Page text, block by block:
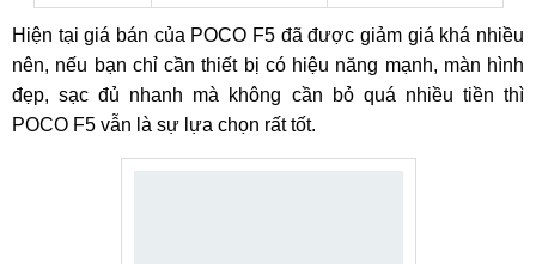
Hiện tại giá bán của POCO F5 đã được giảm giá khá nhiều
nên, nếu bạn chỉ cần thiết bị có hiệu năng mạnh, màn hình
đẹp, sạc đủ nhanh mà không cần bỏ quá nhiều tiền thì
POCO F5 vẫn là sự lựa chọn rất tốt.